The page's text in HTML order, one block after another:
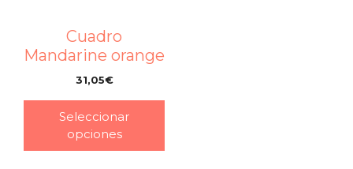
Cuadro
Mandarine orange
31,05€
Seleccionar
opciones